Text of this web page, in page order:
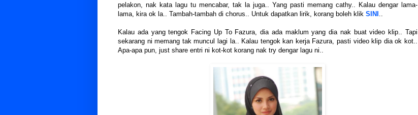
pelakon, nak kata lagu tu mencabar, tak la juga.. Yang pasti memang cathy.. Kalau dengar lama-
lama, kira ok la.. Tambah-tambah di chorus.. Untuk dapatkan lirik, korang boleh klik SINI
Kalau ada yang tengok Facing Up To Fazura, dia ada maklum yang dia nak buat video klip.. Tapi
sekarang ni memang tak muncul lagi la.. Kalau tengok kan kerja Fazura, pasti video klip dia ok kot..
Apa-apa pun, just share entri ni kot-kot korang nak try dengar lagu ni..